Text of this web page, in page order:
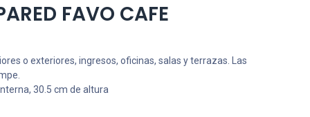
FAVO CAFE
o exteriores, ingresos, oficinas, salas y terrazas. Las
30.5 cm de altura